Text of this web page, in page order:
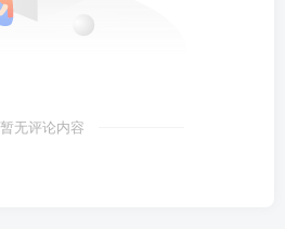
暂无评论内容